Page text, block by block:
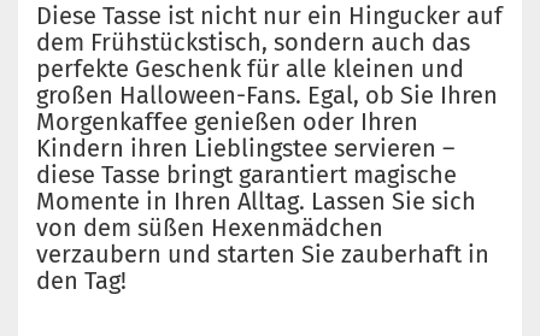
Diese Tasse ist nicht nur ein Hingucker auf
dem Frühstückstisch, sondern auch das
perfekte Geschenk für alle kleinen und
großen Halloween-Fans. Egal, ob Sie Ihren
Morgenkaffee genießen oder Ihren
Kindern ihren Lieblingstee servieren –
diese Tasse bringt garantiert magische
Momente in Ihren Alltag. Lassen Sie sich
von dem süßen Hexenmädchen
verzaubern und starten Sie zauberhaft in
den Tag!